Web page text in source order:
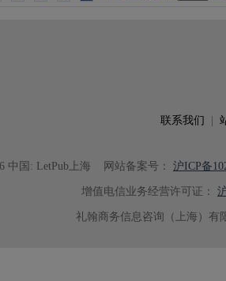
联系我们
中国: LetPub上海 网站备案号： 沪ICP备
增值电信业务经营许可证：
礼翰商务信息咨询（上海）